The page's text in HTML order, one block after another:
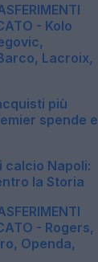
- Kolo
Lacroix,
più
spende e
calcio Napoli:
la Storia
- Rogers,
Openda,